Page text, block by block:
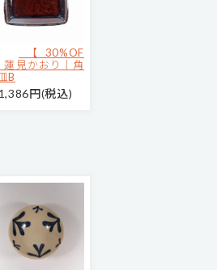
【30%OF
蓮見かおり｜角
B
1,386円(税込)